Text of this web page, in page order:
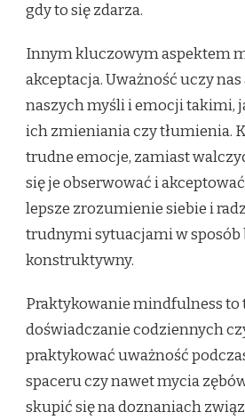
gdy to się zdarza.
Innym kluczowym aspektem
akceptacja. Uważność uczy
naszych myśli i emocji takimi,
ich zmieniania czy tłumienia.
trudne emocje, zamiast
się je obserwować i
lepsze zrozumienie siebie i
trudnymi sytuacjami w sposób
konstruktywny.
Praktykowanie mindfulness to
doświadczanie codziennych
praktykować uważność
spaceru czy nawet mycia
skupić się na doznaniach